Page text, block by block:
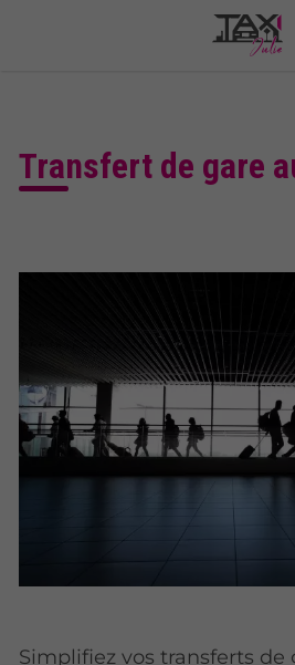
Transfert de gare
Simplifiez vos transferts de